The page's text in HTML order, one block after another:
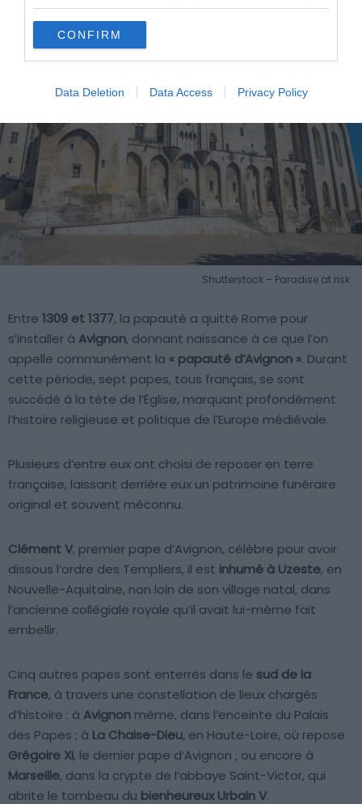
CONFIRM
Data Deletion Data Access Privacy Policy
Shutterstock – Paradise at risk
Entre 1309 et 1377, la papauté a quitté Rome pour
s’installer à Avignon, donnant naissance à ce que l’on
appelle communément la « papauté d’Avignon ». Durant
cette période, sept papes, tous français, se sont
succédé à la tête de l’Église, marquant profondément
l’histoire religieuse et politique de l’Europe médiévale.
Plusieurs d’entre eux ont choisi de reposer en terre
française, laissant derrière eux un patrimoine funéraire
original et souvent méconnu.
Clément V, premier pape d’Avignon, célèbre pour avoir
dissous l’ordre des Templiers, il est inhumé à Uzeste, en
Nouvelle-Aquitaine, non loin de son village natal, dans
l’ancienne collégiale royale qu’il avait lui-même fait
embellir.
Cinq autres papes sont enterrés dans le sud de la
France, à travers une constellation de lieux chargés
d’histoire : à Avignon même, dans l’enceinte du Palais
des Papes ; à La Chaise-Dieu, en Haute-Loire, où repose
Grégoire XI, le dernier pape d’Avignon ; ou encore à
Marseille, dans la crypte de l’abbaye Saint-Victor, qui
abrite le tombeau du bienheureux Urbain V.